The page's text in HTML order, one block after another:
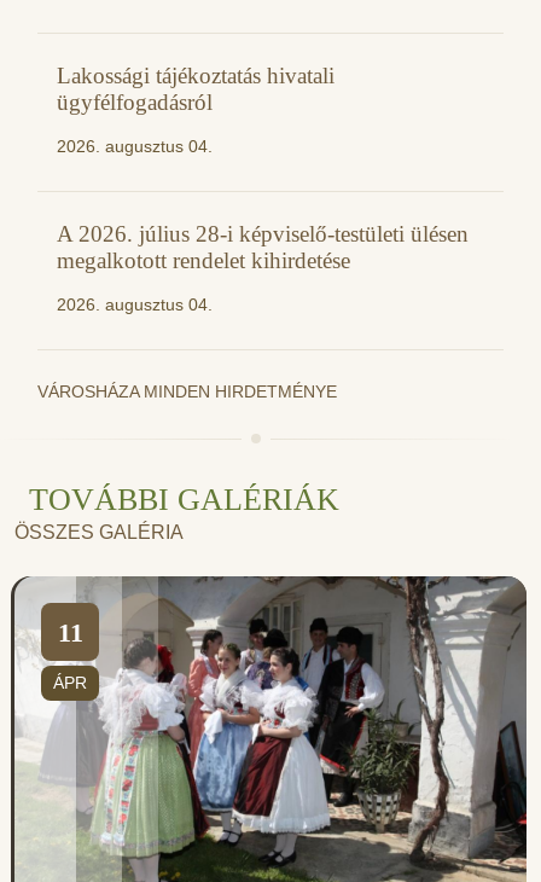
Lakossági tájékoztatás hivatali
ügyfélfogadásról
2026. augusztus 04.
A 2026. július 28-i képviselő-testületi ülésen
megalkotott rendelet kihirdetése
2026. augusztus 04.
VÁROSHÁZA MINDEN HIRDETMÉNYE
TOVÁBBI GALÉRIÁK
ÖSSZES GALÉRIA
11
ÁPR